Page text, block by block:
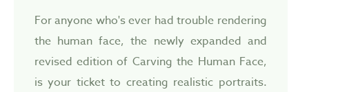
For anyone who's ever had trouble rendering
the human face, the newly expanded and
revised edition of Carving the Human Face,
is your ticket to creating realistic portraits.